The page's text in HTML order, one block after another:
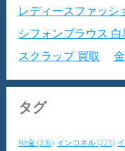
レディースファッシ
シフォンブラウス
スクラップ 買取
タグ
NY金 (236) インコネル (225)